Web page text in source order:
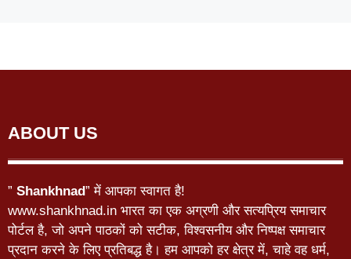
ABOUT US
” Shankhnad” में आपका स्वागत है!
www.shankhnad.in भारत का एक अग्रणी और सत्यप्रिय समाचार
पोर्टल है, जो अपने पाठकों को सटीक, विश्वसनीय और निष्पक्ष समाचार
प्रदान करने के लिए प्रतिबद्ध है। हम आपको हर क्षेत्र में, चाहे वह धर्म,